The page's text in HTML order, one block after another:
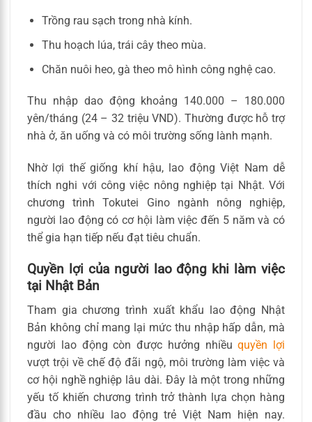
Trồng rau sạch trong nhà kính.
Thu hoạch lúa, trái cây theo mùa.
Chăn nuôi heo, gà theo mô hình công nghệ cao.
Thu nhập dao động khoảng 140.000 – 180.000
yên/tháng (24 – 32 triệu VND). Thường được hỗ trợ
nhà ở, ăn uống và có môi trường sống lành mạnh.
Nhờ lợi thế giống khí hậu, lao động Việt Nam dễ
thích nghi với công việc nông nghiệp tại Nhật. Với
chương trình Tokutei Gino ngành nông nghiệp,
người lao động có cơ hội làm việc đến 5 năm và có
thể gia hạn tiếp nếu đạt tiêu chuẩn.
Quyền lợi của người lao động khi làm việc
tại Nhật Bản
Tham gia chương trình xuất khẩu lao động Nhật
Bản không chỉ mang lại mức thu nhập hấp dẫn, mà
người lao động còn được hưởng nhiềuquyền lợi
vượt trội về chế độ đãi ngộ, môi trường làm việc và
cơ hội nghề nghiệp lâu dài. Đây là một trong những
yếu tố khiến chương trình trở thành lựa chọn hàng
đầu cho nhiều lao động trẻ Việt Nam hiện nay.